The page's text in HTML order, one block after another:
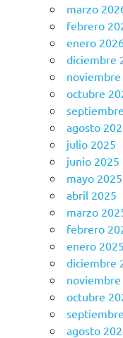
marzo
febrero
enero
diciembre
noviembre
octubre
agosto
julio 2025
junio 2025
mayo 2025
abril 2025
marzo
febrero
enero 2025
diciembre
octubre
agosto